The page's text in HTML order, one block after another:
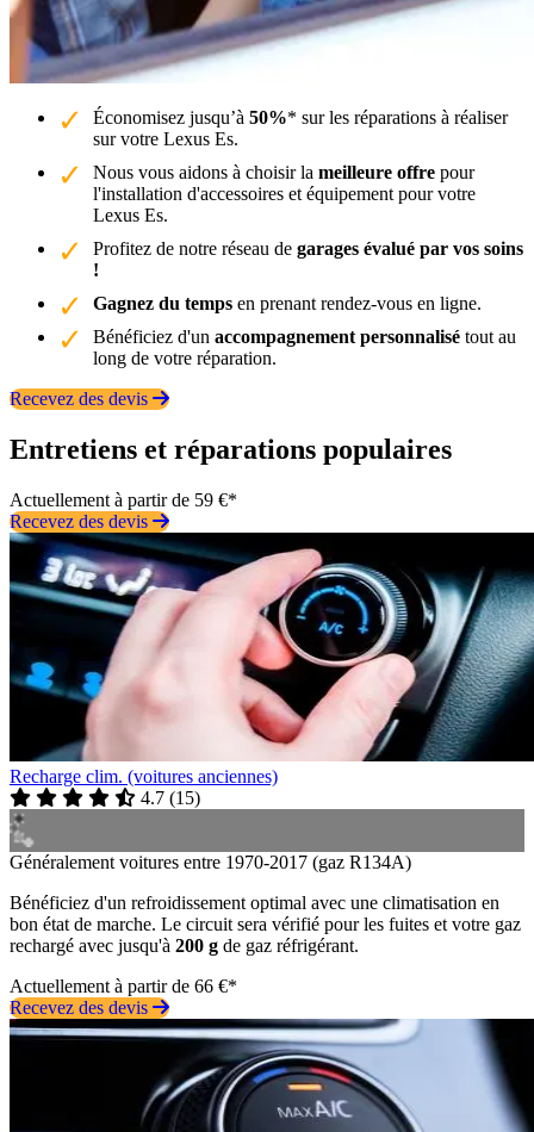
Économisez jusqu’à 50%* sur les réparations à réaliser
sur votre Lexus Es.
Nous vous aidons à choisir la meilleure offre pour
l'installation d'accessoires et équipement pour votre
Lexus Es.
Profitez de notre réseau de garages évalué par vos soins
!
Gagnez du temps en prenant rendez-vous en ligne.
Bénéficiez d'un accompagnement personnalisé tout au
long de votre réparation.
Recevez des devis
Entretiens et réparations populaires
Actuellement à partir de 59 €*
Recevez des devis
Recharge clim. (voitures anciennes)
4.7 (15)
Généralement voitures entre 1970-2017 (gaz R134A)
Bénéficiez d'un refroidissement optimal avec une climatisation en
bon état de marche. Le circuit sera vérifié pour les fuites et votre gaz
rechargé avec jusqu'à 200 g de gaz réfrigérant.
Actuellement à partir de 66 €*
Recevez des devis